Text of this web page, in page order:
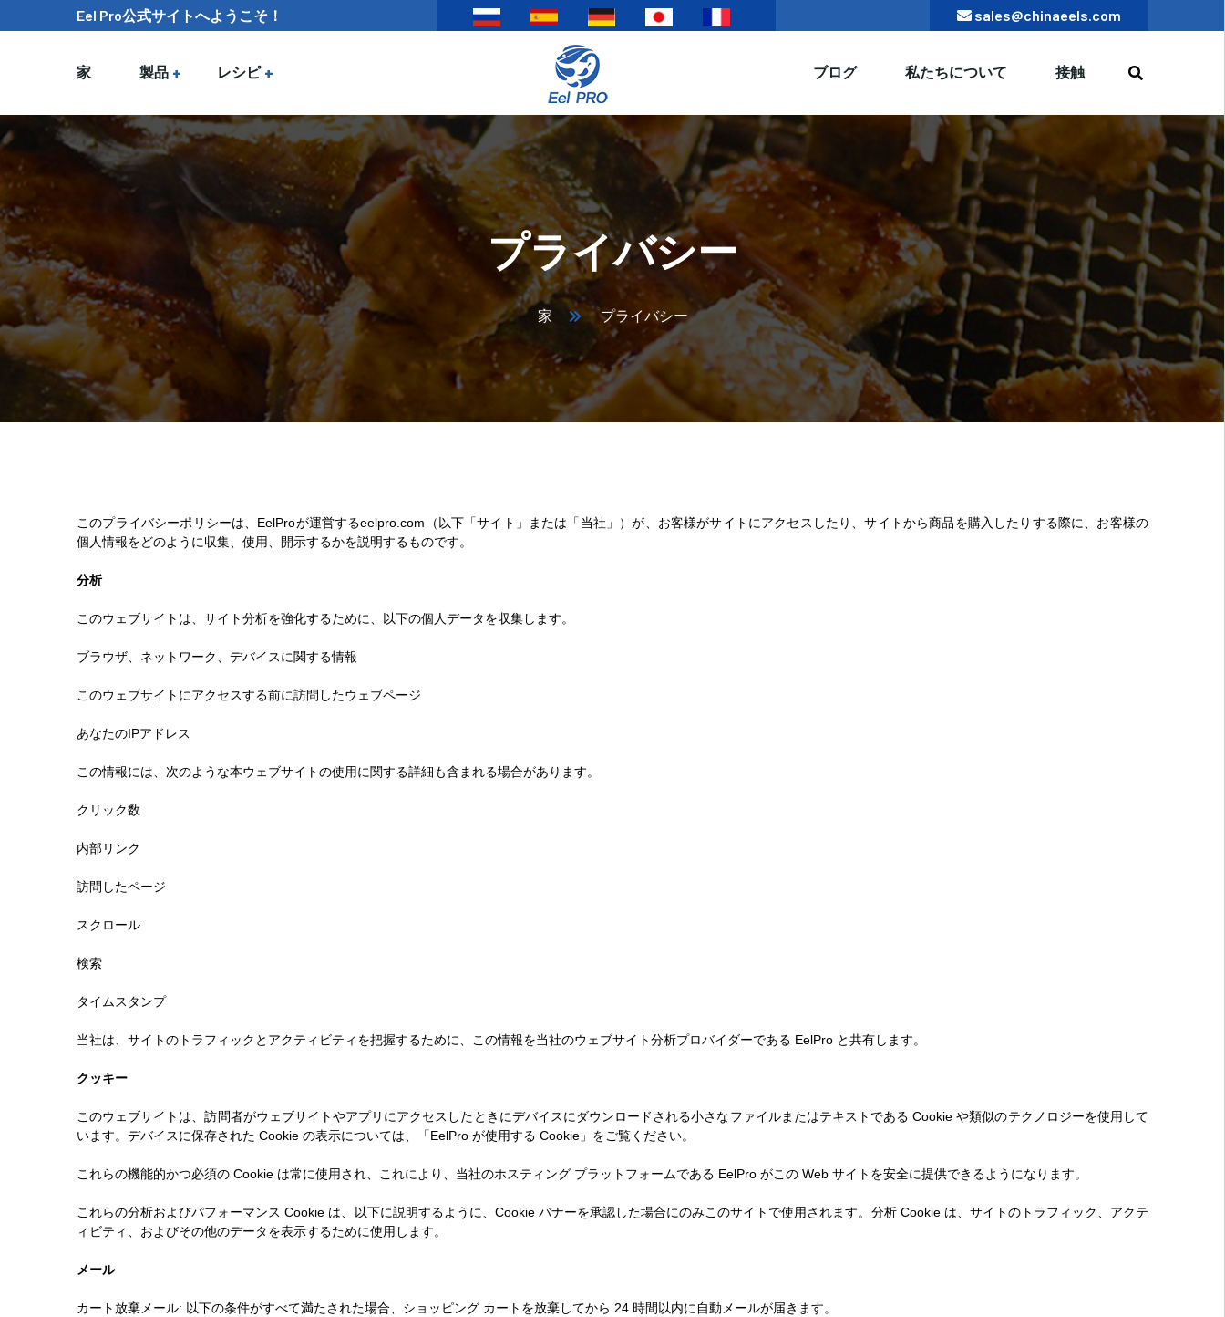
Eel Pro公式サイトへようこそ！ sales@chinaeels.com
家 製品 レシピ ブログ 私たちについて 接触
プライバシー
家 プライバシー
このプライバシーポリシーは、EelProが運営するeelpro.com（以下「サイト」または「当社」）が、お客様がサイトにアクセスしたり、サイトから商品を購入したりする際に、お客様の
個人情報をどのように収集、使用、開示するかを説明するものです。
分析
このウェブサイトは、サイト分析を強化するために、以下の個人データを収集します。
ブラウザ、ネットワーク、デバイスに関する情報
このウェブサイトにアクセスする前に訪問したウェブページ
あなたのIPアドレス
この情報には、次のような本ウェブサイトの使用に関する詳細も含まれる場合があります。
クリック数
内部リンク
訪問したページ
スクロール
検索
タイムスタンプ
当社は、サイトのトラフィックとアクティビティを把握するために、この情報を当社のウェブサイト分析プロバイダーである EelPro と共有します。
クッキー
このウェブサイトは、訪問者がウェブサイトやアプリにアクセスしたときにデバイスにダウンロードされる小さなファイルまたはテキストである Cookie や類似のテクノロジーを使用して
います。デバイスに保存された Cookie の表示については、「EelPro が使用する Cookie」をご覧ください。
これらの機能的かつ必須の Cookie は常に使用され、これにより、当社のホスティング プラットフォームである EelPro がこの Web サイトを安全に提供できるようになります。
これらの分析およびパフォーマンス Cookie は、以下に説明するように、Cookie バナーを承認した場合にのみこのサイトで使用されます。分析 Cookie は、サイトのトラフィック、アクテ
ィビティ、およびその他のデータを表示するために使用します。
メール
カート放棄メール: 以下の条件がすべて満たされた場合、ショッピング カートを放棄してから 24 時間以内に自動メールが届きます。